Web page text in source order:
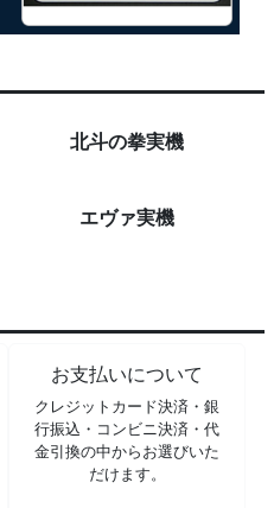
北斗の拳実機
エヴァ実機
お支払いについて
クレジットカード決済・銀
行振込・コンビニ決済・代
金引換の中からお選びいた
だけます。